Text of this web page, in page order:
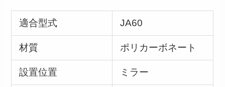
適合型式 JA60
材質 ポリカーボネート
設置位置 ミラー